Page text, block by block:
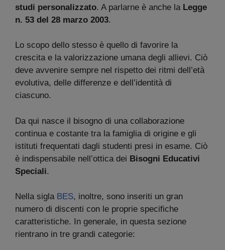
studi personalizzato. A parlarne è anche la Legge
n. 53 del 28 marzo 2003.
Lo scopo dello stesso è quello di favorire la
crescita e la valorizzazione umana degli allievi. Ciò
deve avvenire sempre nel rispetto dei ritmi dell’età
evolutiva, delle differenze e dell’identità di
ciascuno.
Da qui nasce il bisogno di una collaborazione
continua e costante tra la famiglia di origine e gli
istituti frequentati dagli studenti presi in esame. Ciò
è indispensabile nell’ottica dei Bisogni Educativi
Speciali.
Nella sigla BES, inoltre, sono inseriti un gran
numero di discenti con le proprie specifiche
caratteristiche. In generale, in questa sezione
rientrano in tre grandi categorie: